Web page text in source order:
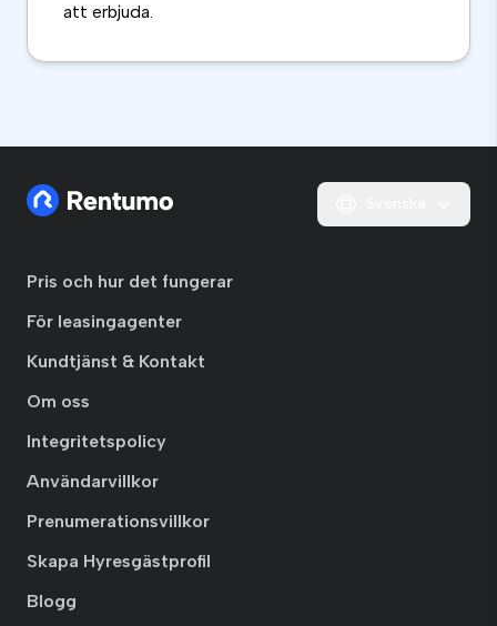
att erbjuda.
Pris och hur det fungerar
För leasingagenter
Kundtjänst & Kontakt
Om oss
Integritetspolicy
Användarvillkor
Prenumerationsvillkor
Skapa Hyresgästprofil
Blogg